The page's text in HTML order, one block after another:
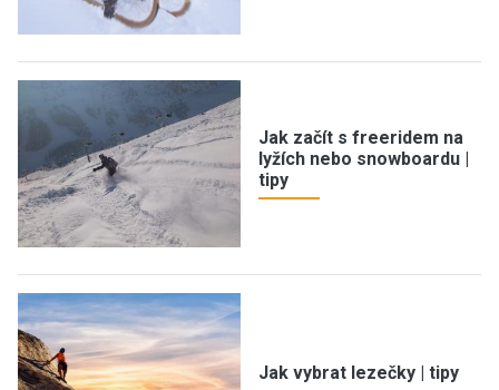
Jak začít s freeridem na
lyžích nebo snowboardu |
tipy
Jak vybrat lezečky | tipy